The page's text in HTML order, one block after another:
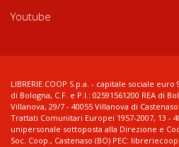
Youtube
LIBRERIE.COOP S.p.a. - capitale sociale
di Bologna, C.F. e P.I.: 02591561200 REA di
Villanova, 29/7 - 40055 Villanova di Castenaso
Trattati Comunitari Europei 1957-2007, 13 -
unipersonale sottoposta alla Direzione e
Soc. Coop., Castenaso (BO) PEC: